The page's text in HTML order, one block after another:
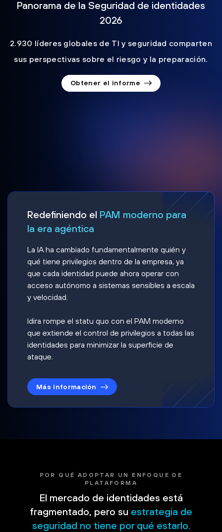
Panorama de la Seguridad de identidades
2026
2.930 líderes globales de TI y seguridad comparten
sus perspectivas sobre el riesgo y la preparación.
Obtener el informe
Redefiniendo el PAM moderno para
la era agéntica
La IA ha cambiado fundamentalmente quién y
qué tiene privilegios dentro de la empresa, ya
que cada identidad puede ahora operar con
acceso autónomo a sistemas sensibles a escala
y velocidad.
Idira rompe el statu quo con el PAM moderno
que extiende el control de privilegios a todas las
identidades para minimizar la superficie de
ataque.
Más información
POR QUÉ ADOPTAR UN ENFOQUE DE
PLATAFORMA
El mercado de identidades está
fragmentado, pero su estrategia de
seguridad no tiene por qué estarlo.